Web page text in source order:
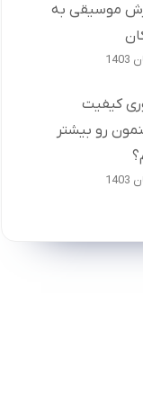
موسیقی به
کیفیت
رو بیشتر